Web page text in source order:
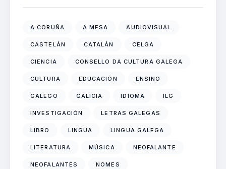
A CORUÑA A MESA AUDIOVISUAL
CASTELÁN CATALÁN CELGA
CIENCIA CONSELLO DA CULTURA GALEGA
CULTURA EDUCACIÓN ENSINO
GALEGO GALICIA IDIOMA ILG
INVESTIGACIÓN LETRAS GALEGAS
LIBRO LINGUA LINGUA GALEGA
LITERATURA MÚSICA NEOFALANTE
NEOFALANTES NOMES